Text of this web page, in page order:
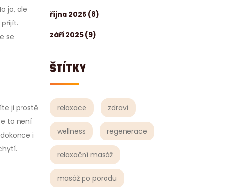
října 2025 (8)
září 2025 (9)
ŠTÍTKY
relaxace zdraví
wellness regenerace
relaxační masáž
masáž po porodu
jo, ale
se
ji prostě
to není
i